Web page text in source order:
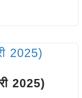
2025)